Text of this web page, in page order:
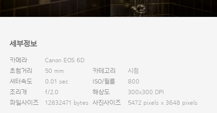
세부정보
카메라
Canon EOS 6D
초첨거리
50 mm 카테고리
시점
셔터속도
0.01 sec ISO/필름
800
조리개
f/2.0 해상도
300x300 DPI
파일사이즈
12832471 bytes 사진사이즈 5472 pixels x 3648 pixels